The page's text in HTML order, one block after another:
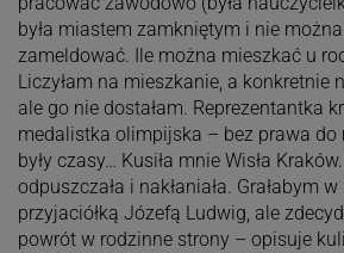
była miastem zamkniętym i nie
zameldować. Ile można mieszkać u
Liczyłam na mieszkanie, a konkretnie
ale go nie dostałam. Reprezentantka
medalistka olimpijska – bez prawa do
były czasy… Kusiła mnie Wisła
odpuszczała i nakłaniała. Grałabym
przyjaciółką Józefą Ludwig, ale
powrót w rodzinne strony – opisuje